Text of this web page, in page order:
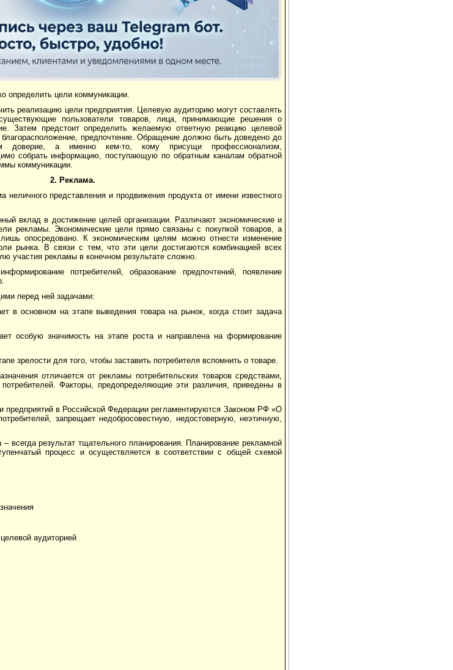
определить цели коммуникации.
реализацию цели предприятия. Целевую аудиторию могут составлять
пользователи товаров, лица, принимающие решения о
Затем предстоит определить желаемую ответную реакцию целевой
предпочтение. Обращение должно быть доведено до
доверие, а именно кем-то, кому присущи профессионализм,
собрать информацию, поступающую по обратным каналам обратной
коммуникации.
2. Реклама.
представления и продвижения продукта от имени известного
вклад в достижение целей организации. Различают экономические и
рекламы. Экономические цели прямо связаны с покупкой товаров, а
опосредовано. К экономическим целям можно отнести изменение
рынка. В связи с тем, что эти цели достигаются комбинацией всех
участия рекламы в конечном результате сложно.
потребителей, образование предпочтений, появление
перед ней задачами:
в основном на этапе выведения товара на рынок, когда стоит задача
особую значимость на этапе роста и направлена на формирование
зрелости для того, чтобы заставить потребителя вспомнить о товаре.
отличается от рекламы потребительских товаров средствами,
Факторы, предопределяющие эти различия, приведены в
предприятий в Российской Федерации регламентируются Законом РФ «О
запрещает недобросовестную, недостоверную, неэтичную,
всегда результат тщательного планирования. Планирование рекламной
процесс и осуществляется в соответствии с общей схемой
аудиторией